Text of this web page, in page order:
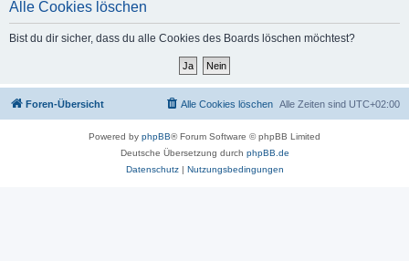
Alle Cookies löschen
Bist du dir sicher, dass du alle Cookies des Boards löschen möchtest?
Foren-Übersicht Alle Zeiten sind UTC+02:00
Alle Cookies löschen
Powered by phpBB® Forum Software © phpBB Limited
Deutsche Übersetzung durch phpBB.de
Datenschutz| Nutzungsbedingungen